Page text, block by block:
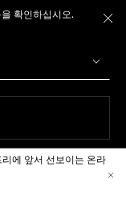
확인하십시오.
에 앞서 선보이는 온라